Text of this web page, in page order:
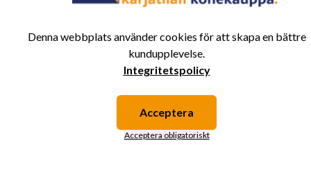
dessa produkter.
Denna webbplats använder cookies för att skapa en bättre
kundupplevelse.
Integritetspolicy
Acceptera
Acceptera obligatoriskt